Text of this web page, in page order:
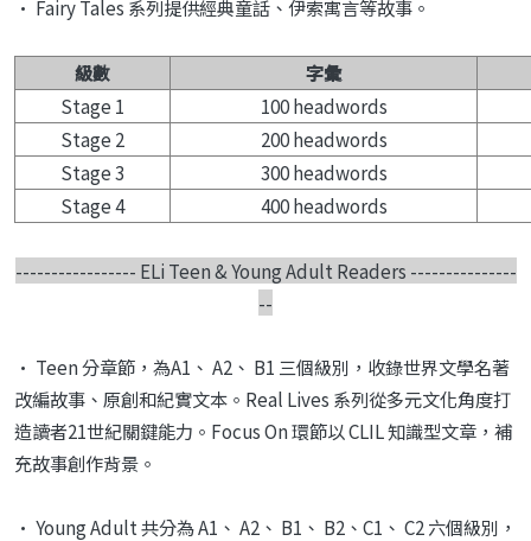
• Fairy Tales 系列提供經典童話、伊索寓言等故事。
級數
字彙
Stage 1
100 headwords
Stage 2
200 headwords
Stage 3
300 headwords
Stage 4
400 headwords
----------------- ELi Teen & Young Adult Readers ---------------
--
• Teen 分章節，為A1、 A2、 B1 三個級別，收錄世界文學名著
改編故事、原創和紀實文本。 Real Lives 系列從多元文化角度打
造讀者21世紀關鍵能力。 Focus On環節以CLIL知識型文章，補
充故事創作背景。
• Young Adult 共分為 A1、 A2、 B1、 B2、C1、 C2 六個級別，